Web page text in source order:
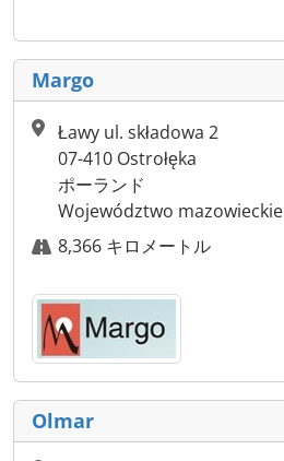
Margo
Ławy ul. składowa 2
07-410 Ostrołęka
ポーランド
Województwo mazowieckie
8,366 キロメートル
Olmar